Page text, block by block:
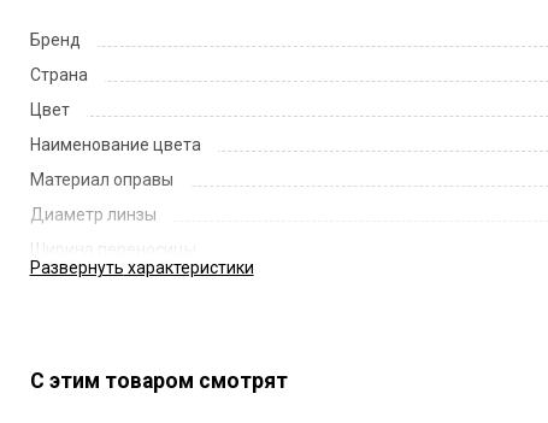
Бренд
Страна
Цвет
Наименование цвета
Материал оправы
Диаметр линзы
Ширина переносицы
Развернуть характеристики
С этим товаром смотрят